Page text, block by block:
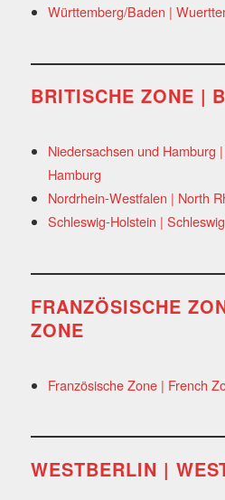
Württemberg/Baden |
BRITISCHE ZONE |
Niedersachsen und Hamburg
Hamburg
Nordrhein-Westfalen | North
Schleswig-Holstein |
FRANZÖSISCHE
ZONE
Französische Zone | French
WESTBERLIN |